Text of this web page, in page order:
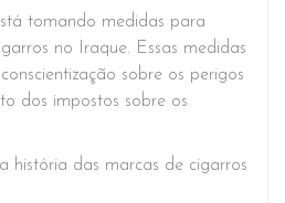
tomando medidas para
no Iraque. Essas medidas
sobre os perigos
dos impostos sobre os
história das marcas de cigarros